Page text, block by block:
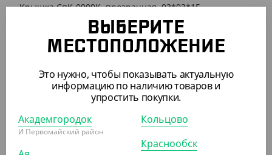
Крышка СпК-0909К, прозрачная, 93*93*15
СООБЩИТЬ О ПОСТУПЛЕНИИ
ПОХОЖИЕ ТОВАРЫ
АРТ. 2103011
ВЫБЕРИТЕ
МЕСТОПОЛОЖЕНИЕ
Это нужно, чтобы показывать актуальную
информацию по наличию товаров и
упростить покупки.
Академгородок
И Первомайский район
Кольцово
Краснообск